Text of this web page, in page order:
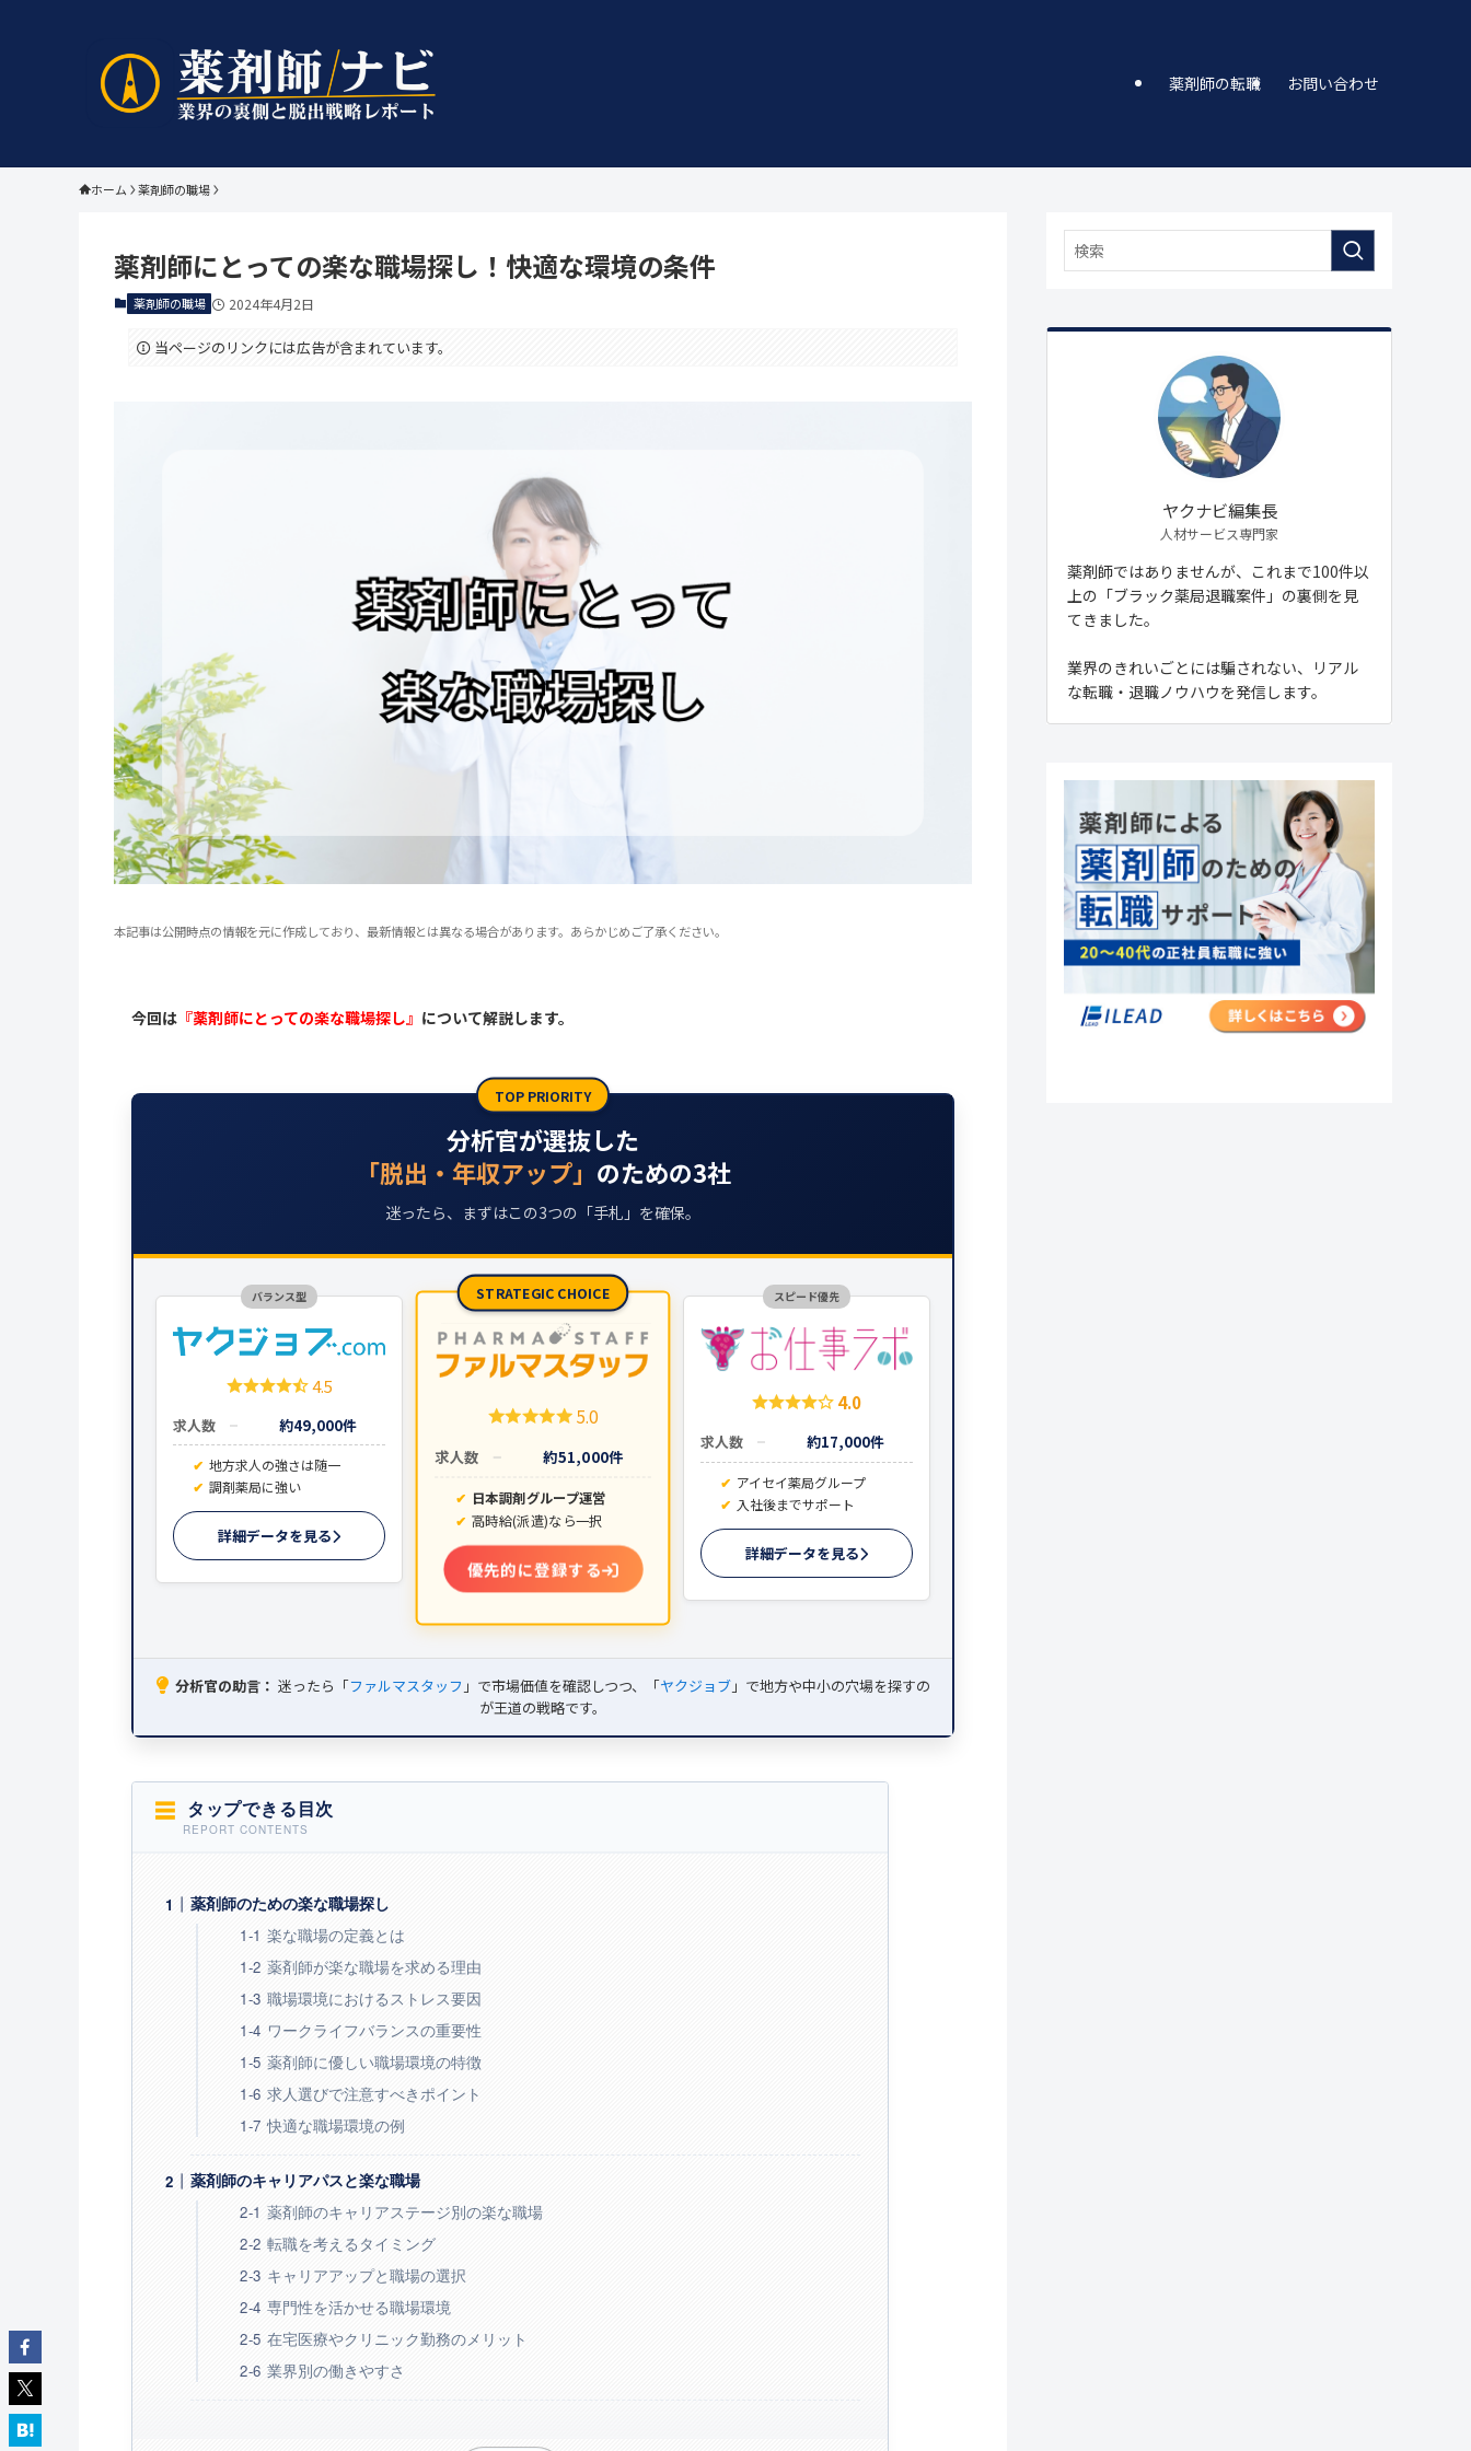
薬剤師の転職 お問い合わせ
ホーム 薬剤師の職場
薬剤師にとっての楽な職場探し！快適な環境の条件
薬剤師の職場 2024年4月2日
当ページのリンクには広告が含まれています。
本記事は公開時点の情報を元に作成しており、最新情報とは異なる場合があります。あらかじめご了承ください。
今回は 『薬剤師にとっての楽な職場探し』 について解説します。
TOP PRIORITY
分析官が選抜した
「脱出・年収アップ」 のための3社
迷ったら、まずはこの3つの「手札」を確保。
バランス型
4.5
求人数 約49,000件
地方求人の強さは随一
調剤薬局に強い
詳細データを見る
STRATEGIC CHOICE
5.0
求人数 約51,000件
日本調剤グループ運営
高時給(派遣)なら一択
優先的に登録する
スピード優先
4.0
求人数 約17,000件
アイセイ薬局グループ
入社後までサポート
詳細データを見る
分析官の助言： 迷ったら「ファルマスタッフ 」で市場価値を確認しつつ、「ヤクジョブ」で地方や中小の穴場を探すの
が王道の戦略です。
タップできる目次
薬剤師のための楽な職場探し
楽な職場の定義とは
薬剤師が楽な職場を求める理由
職場環境におけるストレス要因
ワークライフバランスの重要性
薬剤師に優しい職場環境の特徴
求人選びで注意すべきポイント
快適な職場環境の例
薬剤師のキャリアパスと楽な職場
薬剤師のキャリアステージ別の楽な職場
転職を考えるタイミング
キャリアアップと職場の選択
専門性を活かせる職場環境
在宅医療やクリニック勤務のメリット
業界別の働きやすさ
ヤクナビ編集長
人材サービス専門家
薬剤師ではありませんが、これまで100件以
上の「ブラック薬局退職案件」の裏側を見
てきました。
業界のきれいごとには騙されない、リアル
な転職・退職ノウハウを発信します。